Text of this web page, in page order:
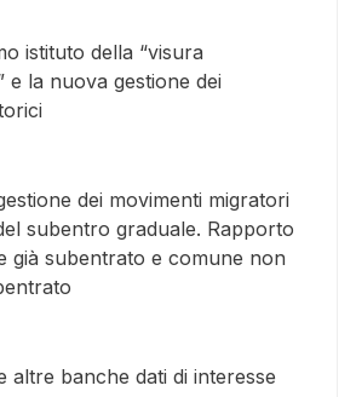
istituto della “visura
e la nuova gestione dei
dei movimenti migratori
subentro graduale. Rapporto
già subentrato e comune non
altre banche dati di interesse